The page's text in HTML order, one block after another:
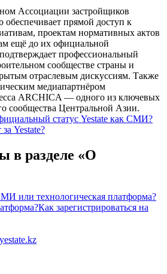
Ассоциации застройщиков
прямой доступ к
проектам нормативных актов
ещё до их официальной
профессиональный
сообществе страны и
отраслевым дискуссиям. Также
медиапартнёром
ARCHICA — одного из ключевых
сообщества Центральной Азии.
статус Yestate как СМИ?
Yestate?
в разделе «О
или технологическая платформа?
Как зарегистрироваться на